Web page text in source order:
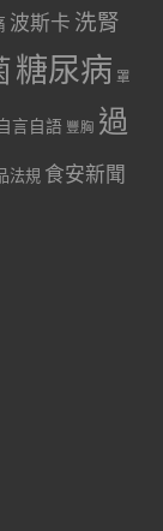
波斯卡 洗腎
糖尿病 罩
言自語 豐胸 過
法規 食安新聞